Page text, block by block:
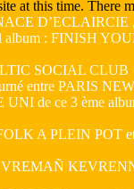
D’ECLAIRCIE
: FINISH
SOCIAL
entre PARIS
de ce 3 ème
A PLEIN POT
VREMAÑ